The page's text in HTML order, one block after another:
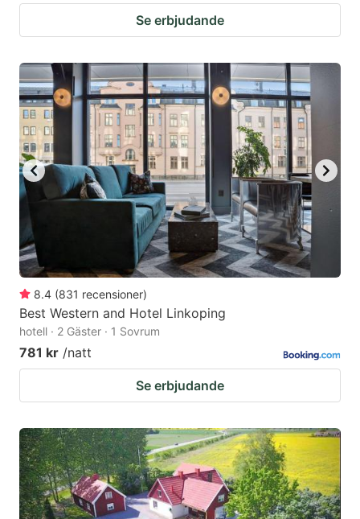
Se erbjudande
8.4 (831 recensioner)
Best Western and Hotel Linkoping
hotell · 2 Gäster · 1 Sovrum
781 kr /natt
Se erbjudande